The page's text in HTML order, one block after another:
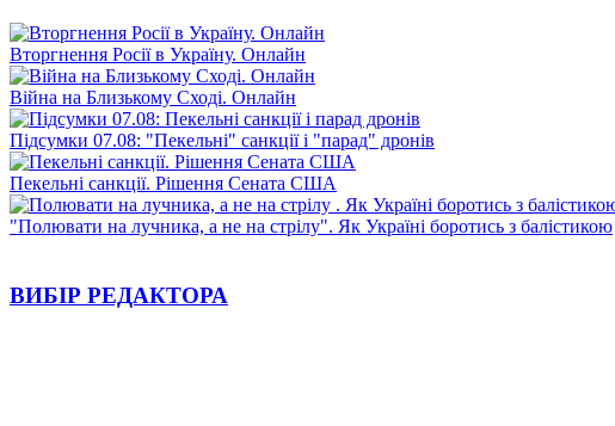
Вторгнення Росії в Україну. Онлайн
Війна на Близькому Сході. Онлайн
Підсумки 07.08: "Пекельні" санкції і "парад" дронів
Пекельні санкції. Рішення Сената США
"Полювати на лучника, а не на стрілу". Як Україні боротись з балістикою
ВИБІР РЕДАКТОРА